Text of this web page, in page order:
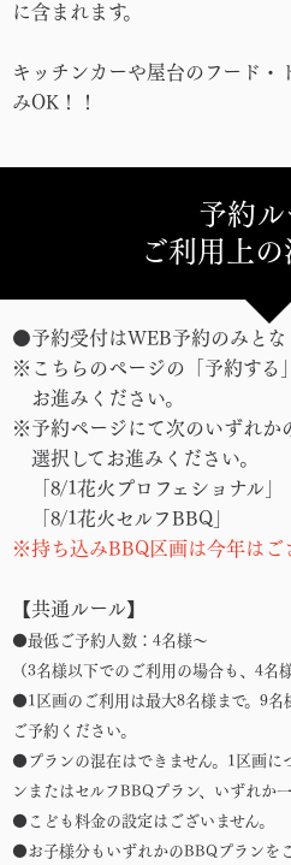
に含まれます。
キッチンカーや屋台のフード・
みOK！！
予約ル
ご利用上
●予約受付はWEB予約のみとな
※こちらのページの「予約する
お進みください。
※予約ページにて次のいずれか
選択してお進みください。
「8/1花火プロフェショナル」
「8/1花火セルフBBQ」
※持ち込みBBQ区画は今年はご
【共通ルール】
●最低ご予約人数：4名様〜
（3名様以下でのご利用の場合も、4名
●1区画のご利用は最大8名様まで。9名
ご予約ください。
●プランの混在はできません。1区画に
ンまたはセルフBBQプラン、いずれか
●こども料金の設定はございません。
●お子様分もいずれかのBBQプランを